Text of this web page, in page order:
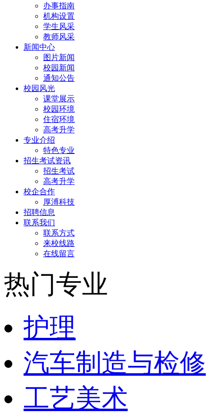
办事指南
机构设置
学生风采
教师风采
新闻中心
图片新闻
校园新闻
通知公告
校园风光
课堂展示
校园环境
住宿环境
高考升学
专业介绍
特色专业
招生考试资讯
招生考试
高考升学
校企合作
厚溥科技
招聘信息
联系我们
联系方式
来校线路
在线留言
热门专业
护理
汽车制造与检修
工艺美术